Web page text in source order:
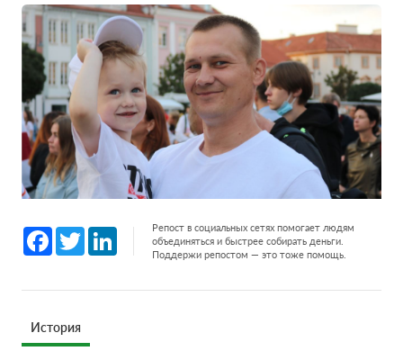
Facebook
Twitter LinkedInРепост в социальных сетях помогает людям
объединяться и быстрее собирать деньги.
Поддержи репостом — это тоже помощь.
История